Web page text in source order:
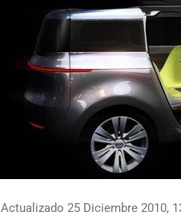
Actualizado 25 Diciembre 2010,